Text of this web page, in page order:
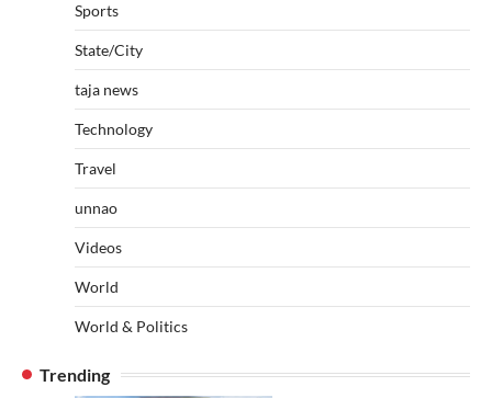
Sports
State/City
taja news
Technology
Travel
unnao
Videos
World
World & Politics
Trending